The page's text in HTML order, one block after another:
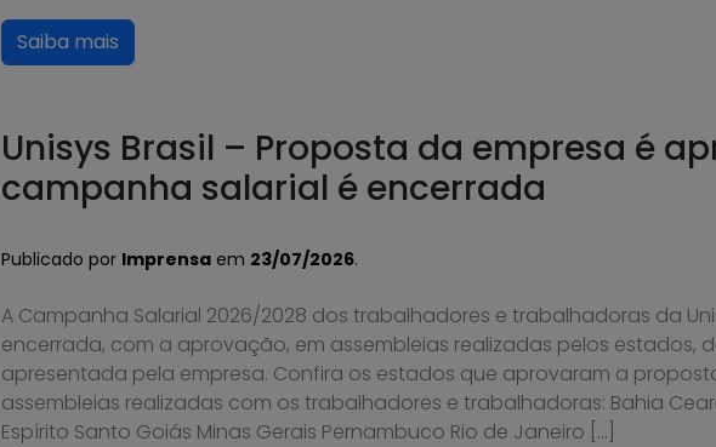
Saiba mais
Unisys Brasil – Proposta da empresa é
campanha salarial é encerrada
Publicado por Imprensa em 23/07/2026.
A Campanha Salarial 2026/2028 dos trabalhadores e trabalhadoras da
encerrada, com a aprovação, em assembleias realizadas pelos estados,
apresentada pela empresa. Confira os estados que aprovaram a
assembleias realizadas com os trabalhadores e trabalhadoras: Bahia
Espírito Santo Goiás Minas Gerais Pernambuco Rio de Janeiro […]